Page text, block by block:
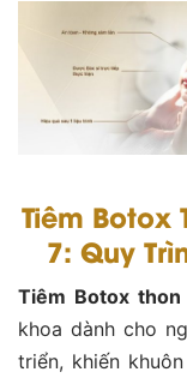
Tiêm Botox
7: Quy
Tiêm Botox thon
khoa dành cho
triển, khiến